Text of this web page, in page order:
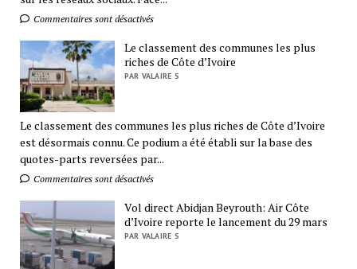
Commentaires sont désactivés
Le classement des communes les plus
riches de Côte d’Ivoire
PAR VALAIRE S
Le classement des communes les plus riches de Côte d’Ivoire
est désormais connu. Ce podium a été établi sur la base des
quotes-parts reversées par...
Commentaires sont désactivés
Vol direct Abidjan Beyrouth: Air Côte
d’Ivoire reporte le lancement du 29 mars
PAR VALAIRE S